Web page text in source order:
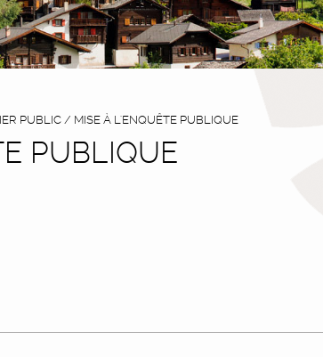
PUBLIC / MISE À L'ENQUÊTE PUBLIQUE
PUBLIQUE